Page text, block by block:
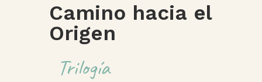
Camino hacia el
Origen
Trilogía